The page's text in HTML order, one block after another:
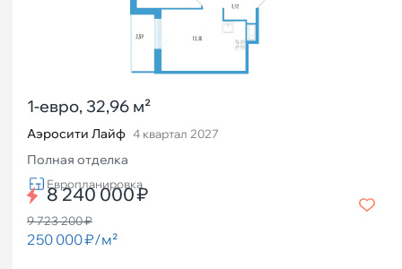
1-евро, 32,96 м²
Аэросити Лайф 4 квартал 2027
Полная отделка
Европланировка
8 240 000 ₽
9 723 200 ₽
250 000 ₽/м²